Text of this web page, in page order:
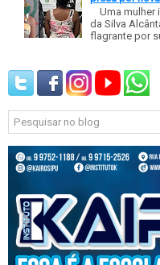
Uma mulher
da Silva
flagrante por